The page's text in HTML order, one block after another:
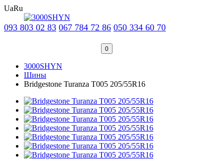
UaRu
093 803 02 83 067 784 72 86 050 334 60 70
0
3000SHYN
Шины
Bridgestone Turanza T005 205/55R16